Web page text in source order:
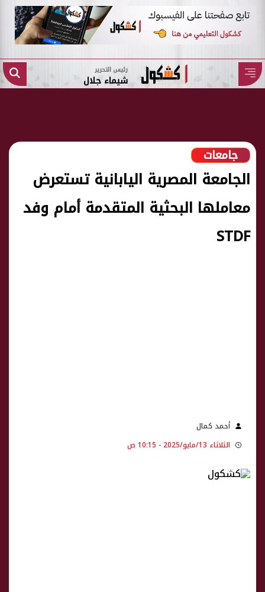
رئيس التحرير
شيماء جلال
جامعات
الجامعة المصرية اليابانية تستعرض
معاملها البحثية المتقدمة أمام وفد
STDF
أحمد كمال
الثلاثاء 13/مايو/2025 - 10:15 ص